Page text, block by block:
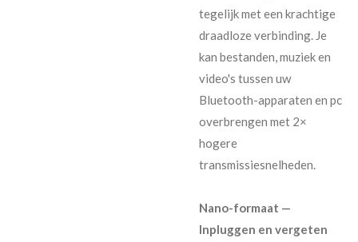
tegelijk met een krachtige
draadloze verbinding. Je
kan bestanden, muziek en
video's tussen uw
Bluetooth-apparaten en pc
overbrengen met 2×
hogere
transmissiesnelheden.
Nano-formaat —
Inpluggen en vergeten